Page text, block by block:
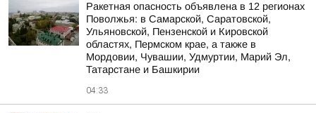
Ракетная опасность объявлена в 12 регионах
Поволжья: в Самарской, Саратовской,
Ульяновской, Пензенской и Кировской
областях, Пермском крае, а также в
Мордовии, Чувашии, Удмуртии, Марий Эл,
Татарстане и Башкирии
04:33